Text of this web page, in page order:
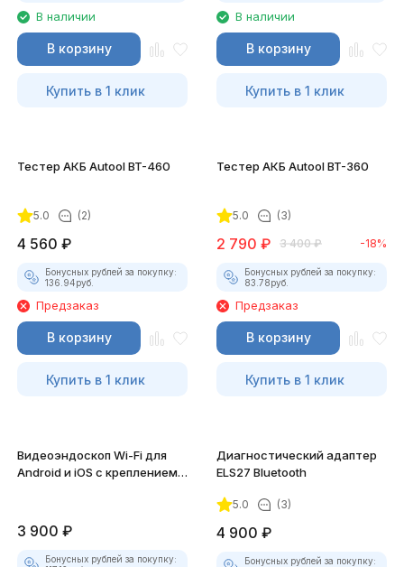
В наличии
В корзину
Купить в 1 клик
В наличии
В корзину
Купить в 1 клик
Тестер АКБ Autool BT-460
5.0 (2)
4 560 ₽
Бонусных рублей за покупку:
136.94руб.
Предзаказ
В корзину
Купить в 1 клик
Тестер АКБ Autool BT-360
5.0 (3)
2 790 ₽ 3 400 ₽ -18%
Бонусных рублей за покупку:
83.78руб.
Предзаказ
В корзину
Купить в 1 клик
Видеоэндоскоп Wi-Fi для
Android и iOS с креплением
3 900 ₽
Бонусных рублей за покупку:
Диагностический адаптер
ELS27 Bluetooth
5.0 (3)
4 900 ₽
Бонусных рублей за покупку: